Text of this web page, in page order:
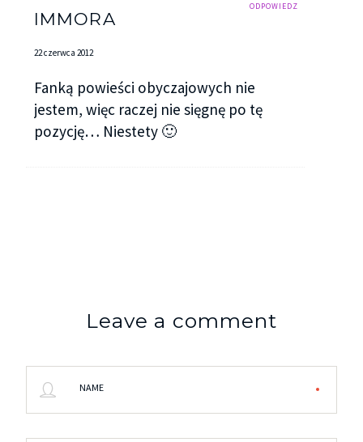
ODPOWIEDZ
IMMORA
22 czerwca 2012
Fanką powieści obyczajowych nie
jestem, więc raczej nie sięgnę po tę
pozycję… Niestety 🙂
Leave a comment
NAME